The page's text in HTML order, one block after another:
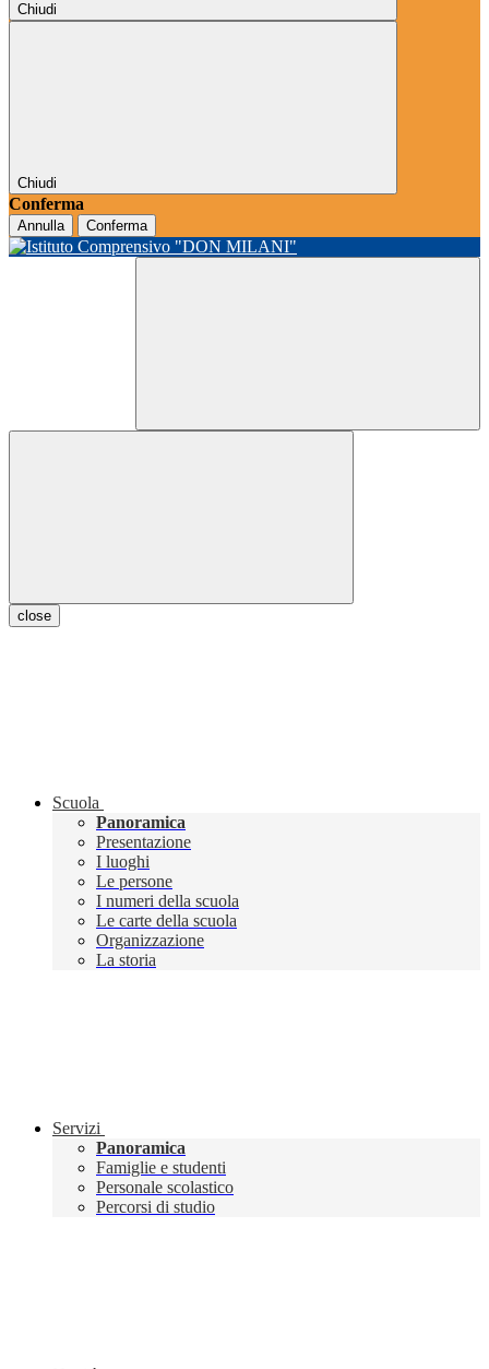
Chiudi
Chiudi
Conferma
Annulla Conferma
close
Scuola
Panoramica
Presentazione
I luoghi
Le persone
I numeri della scuola
Le carte della scuola
Organizzazione
La storia
Servizi
Panoramica
Famiglie e studenti
Personale scolastico
Percorsi di studio